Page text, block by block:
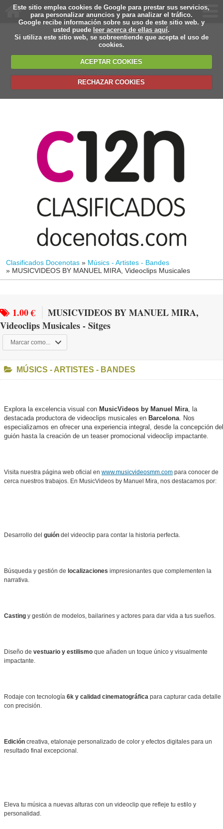
Este sitio emplea cookies de Google para prestar sus servicios,
para personalizar anuncios y para analizar el tráfico.
Google recibe información sobre su uso de este sitio web. y
usted puede leer acerca de ellas aquí.
Si utiliza este sitio web, se sobreentiende que acepta el uso de
cookies.
ACEPTAR COOKIES
RECHAZAR COOKIES
Clasificados Docenotas » Músics - Artistes - Bandes
» MUSICVIDEOS BY MANUEL MIRA, Videoclips Musicales
1.00 €
MUSICVIDEOS BY MANUEL MIRA,
Videoclips Musicales - Sitges
Marcar como...
MÚSICS - ARTISTES - BANDES
Explora la excelencia visual con MusicVideos by Manuel Mira, la
destacada productora de videoclips musicales en Barcelona. Nos
especializamos en ofrecer una experiencia integral, desde la concepción del
guión hasta la creación de un teaser promocional videoclip impactante.
Visita nuestra página web oficial en www.musicvideosmm.com para conocer de
cerca nuestros trabajos. En MusicVideos by Manuel Mira, nos destacamos por:
Desarrollo del guión del videoclip para contar la historia perfecta.
Búsqueda y gestión de localizaciones impresionantes que complementen la
narrativa.
Casting y gestión de modelos, bailarines y actores para dar vida a tus sueños.
Diseño de vestuario y estilismo que añaden un toque único y visualmente
impactante.
Rodaje con tecnología 6k y calidad cinematográfica para capturar cada detalle
con precisión.
Edición creativa, etalonaje personalizado de color y efectos digitales para un
resultado final excepcional.
Eleva tu música a nuevas alturas con un videoclip que refleje tu estilo y
personalidad.